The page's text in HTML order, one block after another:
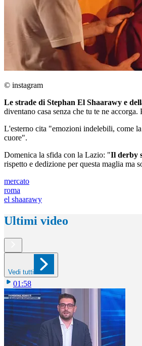
© instagram
Le strade di Stephan El Shaarawy e
diventano casa senza che tu te ne
L'esterno cita "emozioni indelebili, come
cuore".
Domenica la sfida con la Lazio: "Il derby
rispetto e dedizione per questa maglia ma
mercato
roma
el shaarawy
Ultimi video
Vedi tutti
01:58